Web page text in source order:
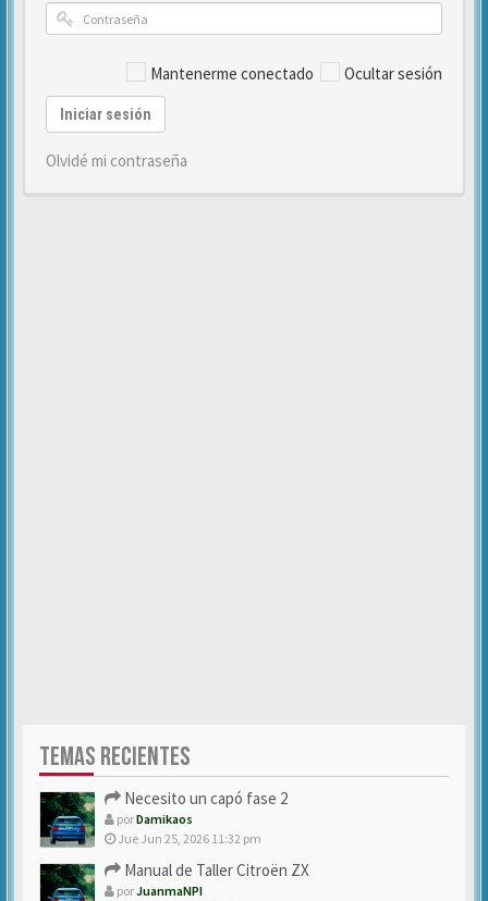
Mantenerme conectado Ocultar sesión
Iniciar sesión
Olvidé mi contraseña
TEMAS RECIENTES
Necesito un capó fase 2
porDamikaos
Jue Jun 25, 2026 11:32 pm
Manual de Taller Citroën ZX
porJuanmaNPI